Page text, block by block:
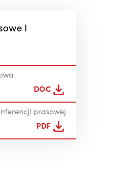
I
DOC
prasowej
PDF